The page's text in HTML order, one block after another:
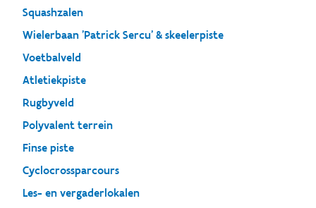
Squashzalen
Wielerbaan 'Patrick Sercu' & skeelerpiste
Voetbalveld
Atletiekpiste
Rugbyveld
Polyvalent terrein
Finse piste
Cyclocrossparcours
Les- en vergaderlokalen